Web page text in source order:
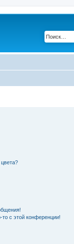
то с этой конференции!